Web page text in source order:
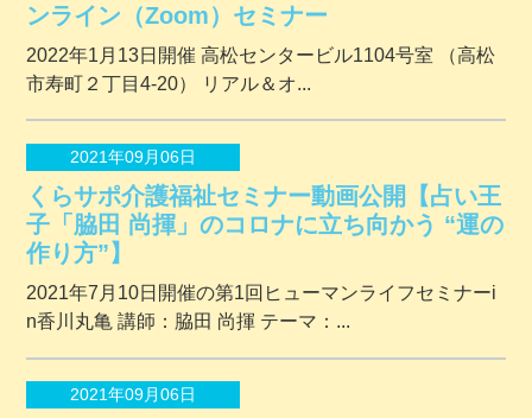
ンライン（Zoom）セミナー
2022年1月13日開催 ⾼松センタービル1104号室 （⾼松
市寿町２丁⽬4-20） リアル＆オ...
2021年09月06日
くらサポ介護福祉セミナー動画公開【占い王
子「脇田 尚揮」のコロナに立ち向かう “運の
作り方”】
2021年7月10日開催の第1回ヒューマンライフセミナーi
n香川丸亀 講師：脇田 尚揮 テーマ：...
2021年09月06日